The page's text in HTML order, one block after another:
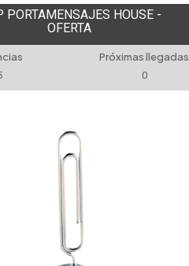
PORTAMENSAJES HOUSE -
OFERTA
Próximas llegadas
0